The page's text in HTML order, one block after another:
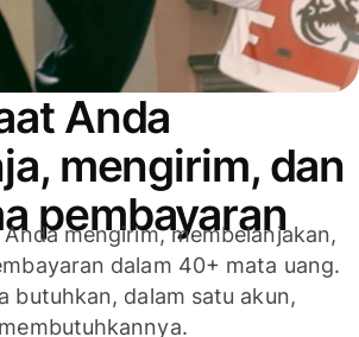
Anda
mengirim, dan
pembayaran
mengirim, membelanjakan,
dalam 40+ mata uang.
butuhkan, dalam satu akun,